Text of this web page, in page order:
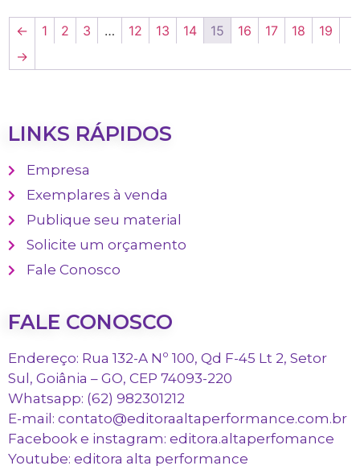
← 1 2 3 … 12 13 14 15 16 17 18
19
→
LINKS RÁPIDOS
Empresa
Exemplares à venda
Publique seu material
Solicite um orçamento
Fale Conosco
FALE CONOSCO
Endereço: Rua 132-A Nº 100, Qd F-45 Lt 2, Setor
Sul, Goiânia – GO, CEP 74093-220
Whatsapp: (62) 982301212
E-mail: contato@editoraaltaperformance.com.br
Facebook e instagram: editora.altaperfomance
Youtube: editora alta performance